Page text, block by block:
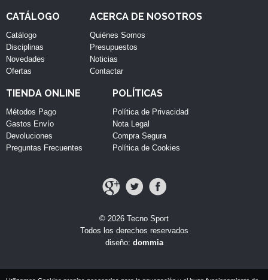
CATÁLOGO
Catálogo
Disciplinas
Novedades
Ofertas
ACERCA DE NOSOTROS
Quiénes Somos
Presupuestos
Noticias
Contactar
TIENDA ONLINE
Métodos Pago
Gastos Envío
Devoluciones
Preguntas Frecuentes
POLÍTICAS
Política de Privacidad
Nota Legal
Compra Segura
Política de Cookies
© 2026 Tecno Sport
Todos los derechos reservados
diseño: dommia